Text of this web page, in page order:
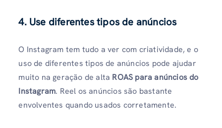
4. Use diferentes tipos de anúncios
O Instagram tem tudo a ver com criatividade, e o
uso de diferentes tipos de anúncios pode ajudar
muito na geração de alta ROAS para anúncios do
Instagram. Reel os anúncios são bastante
envolventes quando usados ​​​​corretamente.